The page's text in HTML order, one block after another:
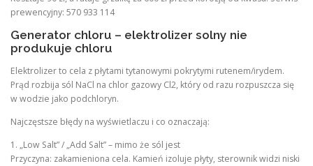
prewencyjny: 570 933 114
Generator chloru – elektrolizer solny nie
produkuje chloru
Elektrolizer to cela z płytami tytanowymi pokrytymi rutenem/irydem.
Prąd rozbija sól NaCl na chlor gazowy Cl2, który od razu rozpuszcza się
w wodzie jako podchloryn.
Najczęstsze błędy na wyświetlaczu i co oznaczają:
1. „Low Salt” / „Add Salt” – mimo że sól jest
Przyczyna: zakamieniona cela. Kamień izoluje płyty, sterownik widzi niski